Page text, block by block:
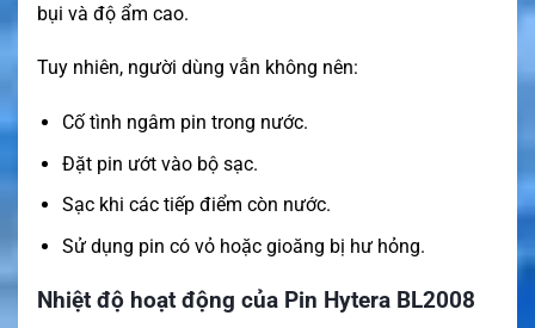
bụi và độ ẩm cao.
Tuy nhiên, người dùng vẫn không nên:
Cố tình ngâm pin trong nước.
Đặt pin ướt vào bộ sạc.
Sạc khi các tiếp điểm còn nước.
Sử dụng pin có vỏ hoặc gioăng bị hư hỏng.
Nhiệt độ hoạt động của Pin Hytera BL2008